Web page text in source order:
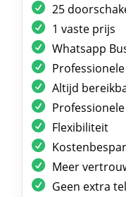
25
1 vaste prijs
Whatsapp
Altijd
Flexibiliteit
Meer
Geen extra